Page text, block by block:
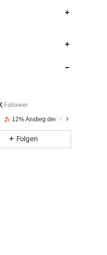
12% Anstieg der Follower
Folgen